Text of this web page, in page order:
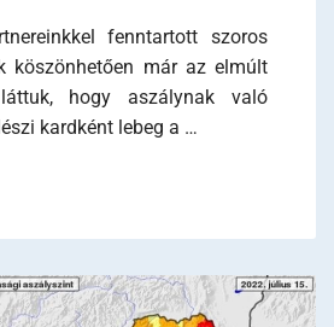
fenntartott szoros
köszönhetően már az elmúlt
hogy aszálynak való
kardként lebeg a …